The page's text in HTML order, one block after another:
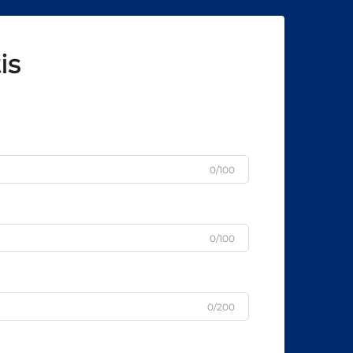
0/100
0/100
0/200